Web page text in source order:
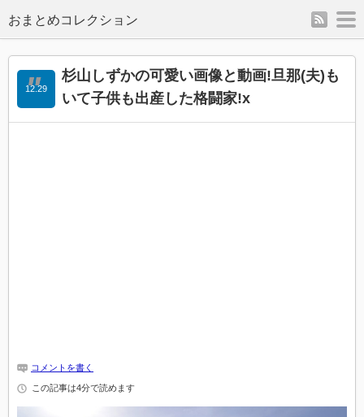
rss
杉山しずかの可愛い画像と動画!旦那(夫)も
いて子供も出産した格闘家!x
12.29
コメントを書く
この記事は4分で読めます